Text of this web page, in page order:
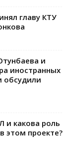
главу КТУ
и
иностранных
обсудили
и какова роль
этом проекте?